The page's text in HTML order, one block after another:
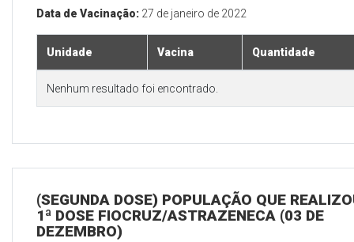
Data de Vacinação: 27 de janeiro de 2022
Unidade Vacina Quantidade
Nenhum resultado foi encontrado.
(SEGUNDA DOSE) POPULAÇÃO QUE
1ª DOSE FIOCRUZ/ASTRAZENECA (03 DE
DEZEMBRO)